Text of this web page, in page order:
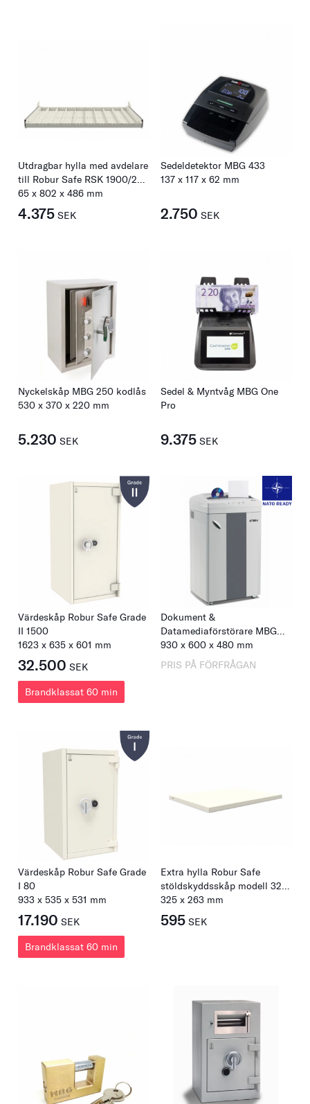
Utdragbar hylla med avdelare
till Robur Safe RSK 1900/2
inskjutbara dörrar
65 x 802 x 486 mm
4.375 SEK
Sedeldetektor MBG 433
137 x 117 x 62 mm
2.750 SEK
Nyckelskåp MBG 250 kodlås
530 x 370 x 220 mm
5.230 SEK
Sedel & Myntvåg MBG One
Pro
9.375 SEK
Värdeskåp Robur Safe Grade
II 1500
1623 x 635 x 601 mm
32.500 SEK
Brandklassat 60 min
Dokument &
Datamediaförstörare MBG
HS-8 Multi
930 x 600 x 480 mm
PRIS PÅ FÖRFRÅGAN
Värdeskåp Robur Safe Grade
I 80
933 x 535 x 531 mm
17.190 SEK
Brandklassat 60 min
Extra hylla Robur Safe
stöldskyddsskåp modell 320-
950
325 x 263 mm
595 SEK